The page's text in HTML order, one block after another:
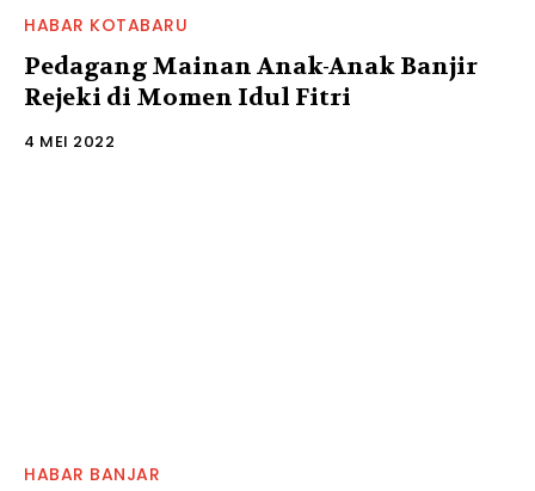
HABAR KOTABARU
Pedagang Mainan Anak-Anak Banjir
Rejeki di Momen Idul Fitri
4 MEI 2022
HABAR BANJAR